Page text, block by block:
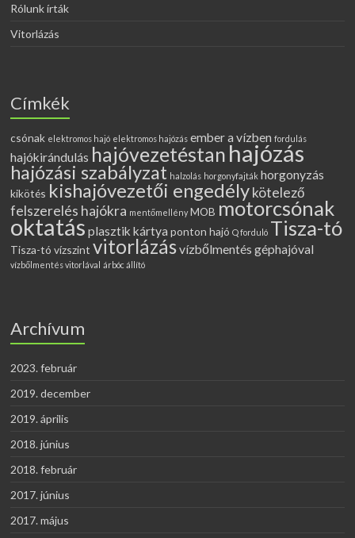
Rólunk írták
Vitorlázás
Címkék
csónak elektromos hajó elektromos hajózás ember a vízben fordulás
hajókirándulás hajóvezetéstan hajózás
hajózási szabályzat halzolás horgonyfajták horgonyzás
kikötés kishajóvezetői engedélykötelező
felszerelés hajókra mentőmellény MOB motorcsónak
oktatás plasztik kártya ponton hajó Q forduló Tisza-tó
Tisza-tó vízszint vitorlázásvízbőlmentés géphajóval
vízbőlmentés vitorlával árbóc állító
Archívum
2023. február
2019. december
2019. április
2018. június
2018. február
2017. június
2017. május